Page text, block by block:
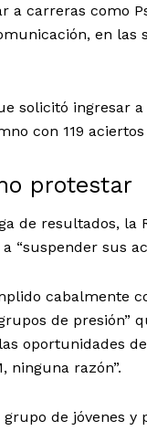
a carreras como
en las
solicitó ingresar
con 119
protestar
de resultados, la
“suspender sus
cabalmente
de presión”
oportunidades
ninguna razón”.
de jóvenes